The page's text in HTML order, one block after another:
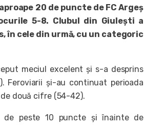
20 de puncte de FC Argeș
5-8. Clubul din Giulești a
cele din urmă, cu un categoric
meciul excelent și s-a desprins
Feroviarii și-au continuat perioada
două cifre (54-42).
de peste 10 puncte și înainte de